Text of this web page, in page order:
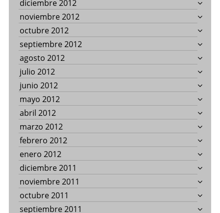
diciembre 2012
noviembre 2012
octubre 2012
septiembre 2012
agosto 2012
julio 2012
junio 2012
mayo 2012
abril 2012
marzo 2012
febrero 2012
enero 2012
diciembre 2011
noviembre 2011
octubre 2011
septiembre 2011